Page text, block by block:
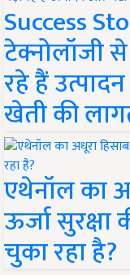
Success
टेक्नोलॉजी
रहे हैं
खेती की
एथेनॉल का
ऊर्जा
चुका रहा है?